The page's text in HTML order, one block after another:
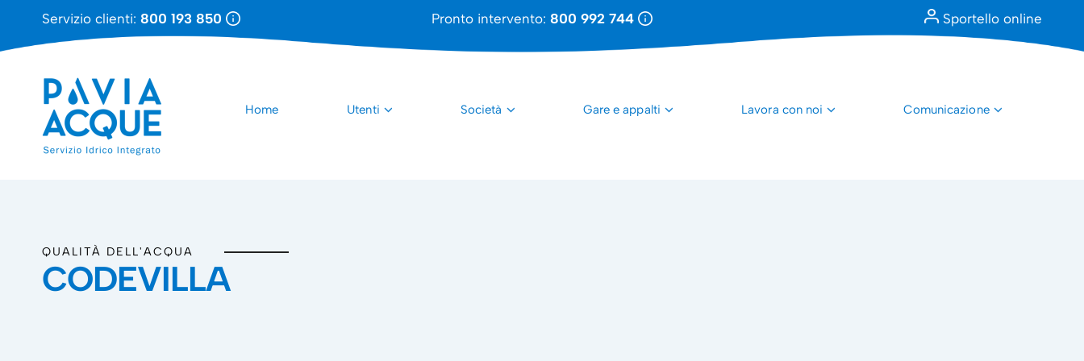
Servizio clienti: 800 193 850 Pronto intervento: 800 992 744 Sportello online
Home Utenti Società Gare e appalti Lavora con noi Comunicazione
QUALITÀ DELL'ACQUA
CODEVILLA